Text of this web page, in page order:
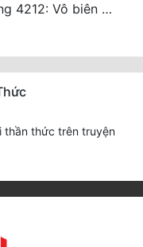
Chương 4212: Vô biên hắc ám
thần thức trên truyện